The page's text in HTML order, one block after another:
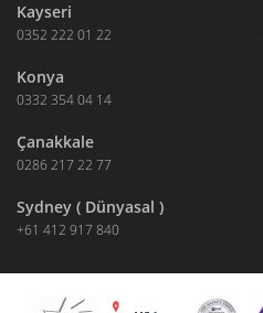
Kayseri
0352 222 01 22
Konya
0332 354 04 14
Çanakkale
0286 217 22 77
Sydney ( Dünyasal )
+61 412 917 840